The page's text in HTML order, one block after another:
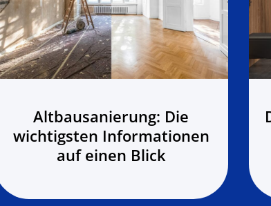
Altbausanierung: Die
wichtigsten Informationen
auf einen Blick